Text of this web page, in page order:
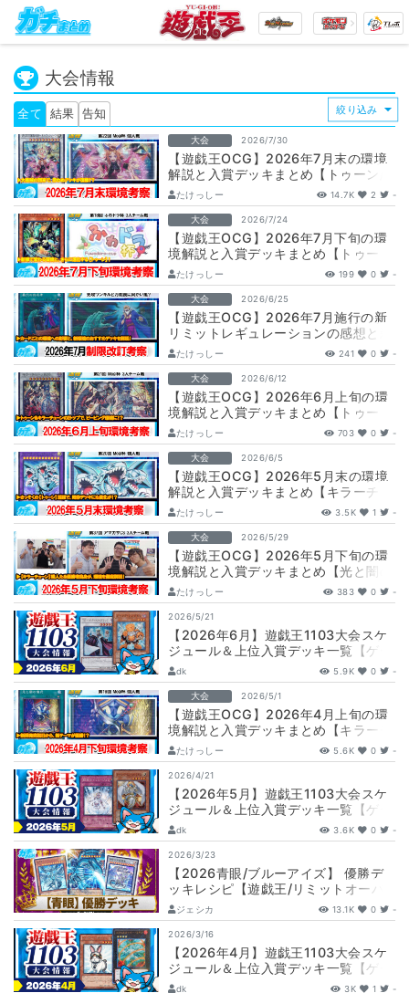
大会情報
全て 結果 告知
大会 2026/7/30
【遊戯王OCG】2026年7月末の環境
解説と入賞デッキまとめ【トゥーン/
エルフェンノーツ/巳剣/キラーチュー
ン…
たけっしー 14.7K 2 -
大会 2026/7/24
【遊戯王OCG】2026年7月下旬の環
境解説と入賞デッキまとめ【トゥー
ン/エルフェンノーツ/獄神/キラーチュ
ー…
たけっしー 199 0 -
大会 2026/6/25
【遊戯王OCG】2026年7月施行の新
リミットレギュレーションの感想と新
環境の考察【環境考察】
たけっしー 241 0 -
大会 2026/6/12
【遊戯王OCG】2026年6月上旬の環
境解説と入賞デッキまとめ【トゥー
ン/キラーチューン/エルフェンノーツ/
光…
たけっしー 703 0 -
大会 2026/6/5
【遊戯王OCG】2026年5月末の環境
解説と入賞デッキまとめ【キラーチュ
ーン/エルフェンノーツ/トゥーン/閃
刀…
たけっしー 3.5K 1 -
大会 2026/5/29
【遊戯王OCG】2026年5月下旬の環
境解説と入賞デッキまとめ【光と闇の
儀式/キラーチューン/エルフェンノー
ツ…
たけっしー 383 0 -
2026/5/21
【2026年6月】遊戯王1103大会スケ
ジュール＆上位入賞デッキ一覧【ゲー
トボール】
dk 5.9K 0 -
大会 2026/5/1
【遊戯王OCG】2026年4月上旬の環
境解説と入賞デッキまとめ【キラーチ
ューン/エルフェンノーツ/ブリッツク
リ…
たけっしー 5.6K 0 -
2026/4/21
【2026年5月】遊戯王1103大会スケ
ジュール＆上位入賞デッキ一覧【ゲー
トボール】
dk 3.6K 0 -
2026/3/23
【2026青眼/ブルーアイズ】 優勝デ
ッキレシピ【遊戯王/リミットオーバ
ーコレクション/『LIMIT OVER…
ジェシカ 13.1K 0 -
2026/3/16
【2026年4月】遊戯王1103大会スケ
ジュール＆上位入賞デッキ一覧【ゲー
トボール】
dk 3K 1 -